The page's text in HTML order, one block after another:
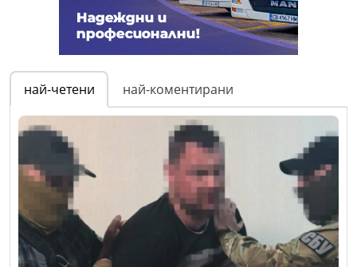
най-четени най-коментирани